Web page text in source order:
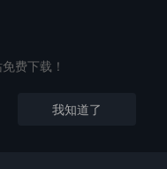
费下载！
我知道了